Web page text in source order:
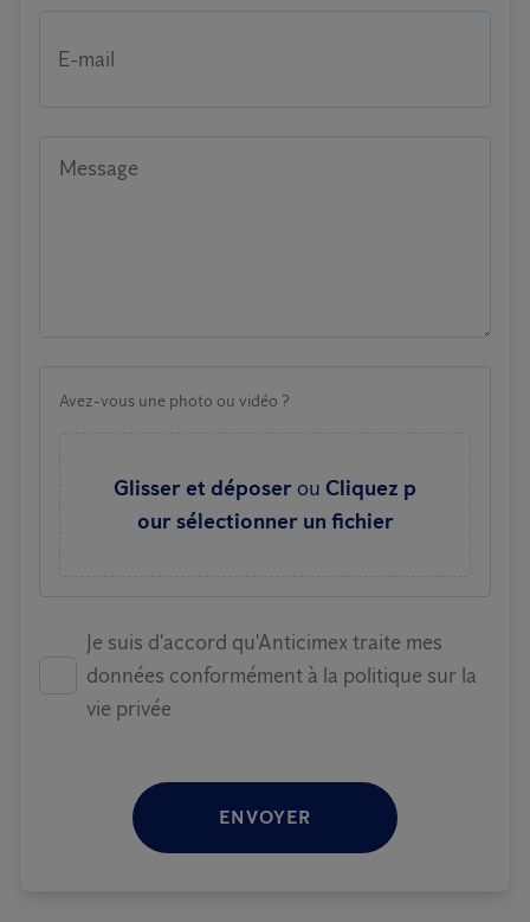
E-mail
Message
Avez-vous une photo ou vidéo ?
Glisser et déposerou Cliquez p
our sélectionner un fichier
Je suis d'accord qu'Anticimex traite mes
données conformément à la politique sur la
vie privée
ENVOYER